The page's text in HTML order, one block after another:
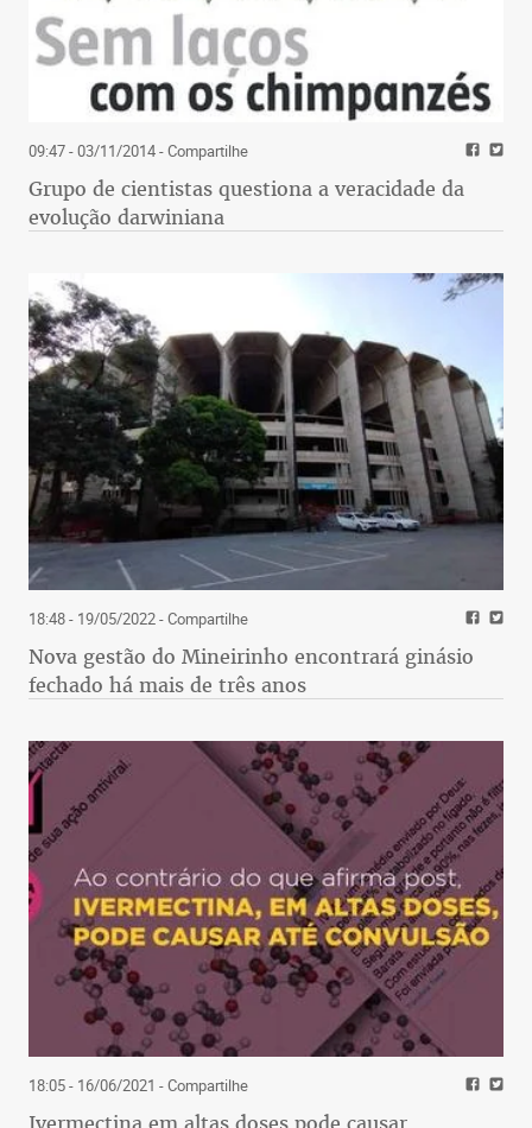
09:47 - 03/11/2014- Compartilhe
Grupo de cientistas questiona a veracidade da
evolução darwiniana
18:48 - 19/05/2022- Compartilhe
Nova gestão do Mineirinho encontrará ginásio
fechado há mais de três anos
18:05 - 16/06/2021 - Compartilhe